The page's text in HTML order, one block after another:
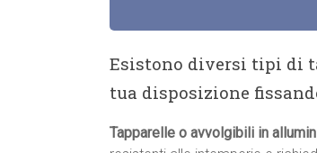
Esistono diversi tipi di
tua disposizione
Tapparelle o avvolgibili in